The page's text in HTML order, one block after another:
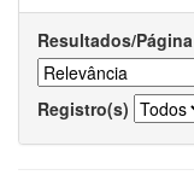
Resultados/Página
Registro(s)